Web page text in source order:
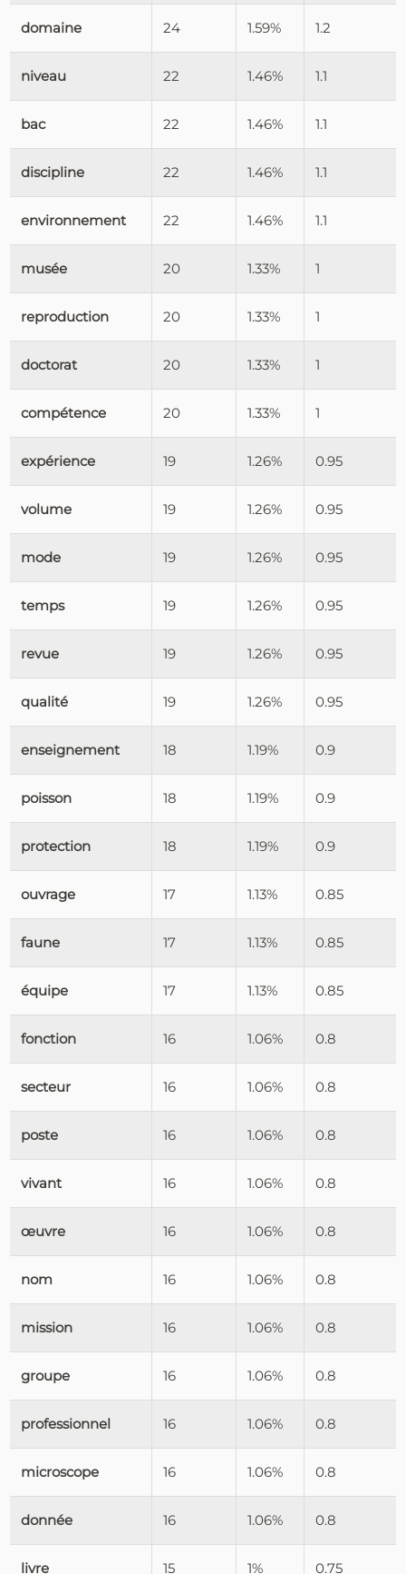
domaine 24 1.59% 1.2
niveau 22 1.46% 1.1
bac 22 1.46% 1.1
discipline 22 1.46% 1.1
environnement 22 1.46% 1.1
musée 20 1.33% 1
reproduction 20 1.33% 1
doctorat 20 1.33% 1
compétence 20 1.33% 1
expérience 19 1.26% 0.95
volume 19 1.26% 0.95
mode 19 1.26% 0.95
temps 19 1.26% 0.95
revue 19 1.26% 0.95
qualité 19 1.26% 0.95
enseignement 18 1.19% 0.9
poisson 18 1.19% 0.9
protection 18 1.19% 0.9
ouvrage 17 1.13% 0.85
faune 17 1.13% 0.85
équipe 17 1.13% 0.85
fonction 16 1.06% 0.8
secteur 16 1.06% 0.8
poste 16 1.06% 0.8
vivant 16 1.06% 0.8
œuvre 16 1.06% 0.8
nom 16 1.06% 0.8
mission 16 1.06% 0.8
groupe 16 1.06% 0.8
professionnel 16 1.06% 0.8
microscope 16 1.06% 0.8
donnée 16 1.06% 0.8
livre 15 1% 0.75